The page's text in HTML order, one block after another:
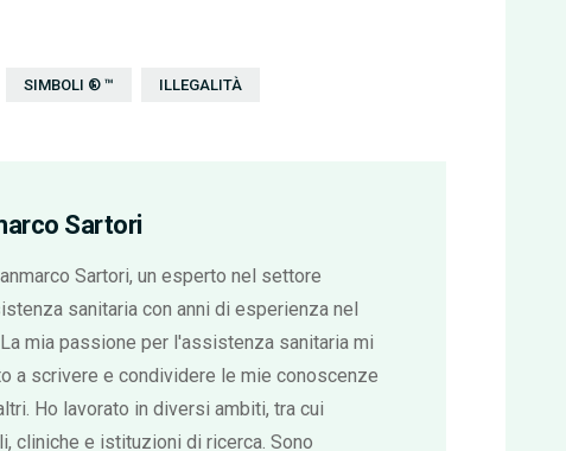
SIMBOLI ® ™ ILLEGALITÀ
Sartori
Sartori, un esperto nel settore
sanitaria con anni di esperienza nel
mia passione per l'assistenza sanitaria mi
a scrivere e condividere le mie conoscenze
Ho lavorato in diversi ambiti, tra cui
cliniche e istituzioni di ricerca. Sono